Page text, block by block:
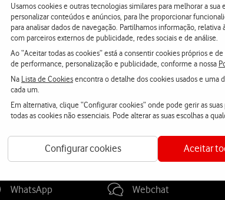
Usamos cookies e outras tecnologias similares para melhorar a sua
personalizar conteúdos e anúncios, para lhe proporcionar
para analisar dados de navegação. Partilhamos informação, relativa
com parceiros externos de publicidade, redes sociais e de análise.
Ao “Aceitar todas as cookies” está a consentir cookies próprios e
de performance, personalização e publicidade, conforme a nossa
Na Lista de Cookiesencontra o detalhe dos cookies usados e uma
cada um.
Em alternativa, clique “Configurar cookies” onde pode gerir as
todas as cookies não essenciais. Pode alterar as suas escolhas a
Configurar cookies Aceitar
integrará o Pacote Base de canais do serviço
 subscrição 24 horas (0,89 euros), subscrição 7
Mobile TV passa a contar com 27 canais de
renome tais como AXN, MTV Music, Panda,
nos
WhatsApp Webchat